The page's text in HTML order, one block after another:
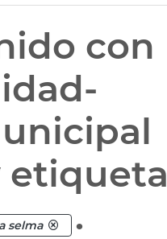
con
etiqueta
selma .